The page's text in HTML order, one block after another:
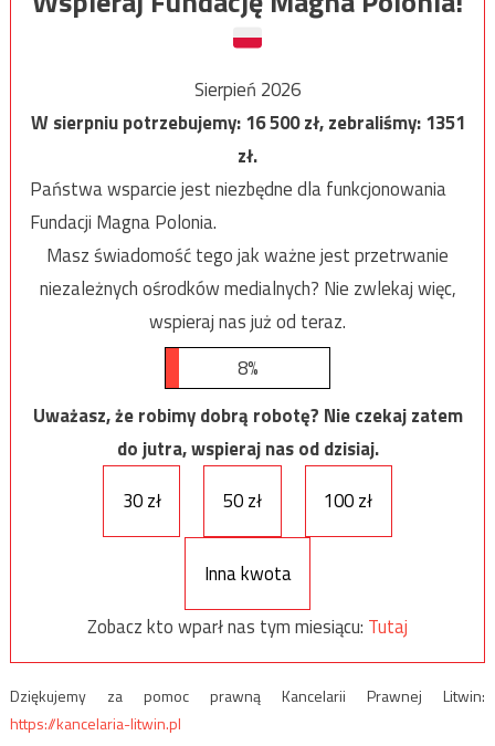
Sierpień 2026
W sierpniu potrzebujemy:16 500zł, zebraliśmy:1351
zł.
Państwa wsparcie jest niezbędne dla funkcjonowania
Fundacji Magna Polonia.
Masz świadomość tego jak ważne jest przetrwanie
niezależnych ośrodków medialnych? Nie zwlekaj więc,
wspieraj nas już od teraz.
8%
Uważasz, że robimy dobrą robotę? Nie czekaj zatem
do jutra, wspieraj nas od dzisiaj.
30 zł
50 zł 100 zł
Inna kwota
Zobacz kto wparł nas tym miesiącu: Tutaj
Dziękujemy za pomoc prawną Kancelarii Prawnej Litwin:
https://kancelaria-litwin.pl